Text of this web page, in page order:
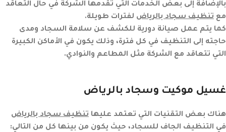
بالإضافة إلى بعض الخدمات التي تقدمها الشركة في حال التعاقد
مع تنظيف سجاد بالرياض لفترات طويلة.
كما يتم عمل صيانة دورية للكشف عن سلامة السجاد ومدى
حاجته إلى التنظيف في كل فترة، وذلك يكون في الأماكن الكبيرة
التي تتعاقد مع الشركة مثل المطاعم والنوادي.
غسيل موكيت وسجاد بالرياض
هناك بعض التقنيات التي تعتمد عليها تنظيف سجاد بالرياض
في التنظيف الجاف للسجاد، حيث يكون من بينها كل من التالي: